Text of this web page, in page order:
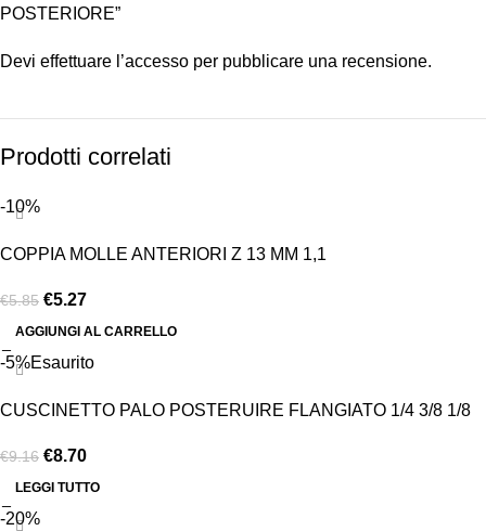
POSTERIORE”
Devi effettuare l’accesso per pubblicare una recensione.
Prodotti correlati
-10%
COPPIA MOLLE ANTERIORI Z 13 MM 1,1
€5.85 €5.27
AGGIUNGI AL CARRELLO
-5%Esaurito
CUSCINETTO PALO POSTERUIRE FLANGIATO 1/4 3/8 1/8
€9.16 €8.70
LEGGI TUTTO
-20%